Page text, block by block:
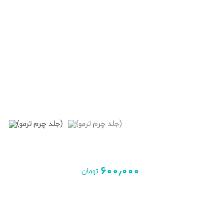
۶۰۰٫۰۰۰ تومان